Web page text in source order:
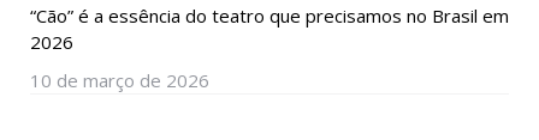
“Cão” é a essência do teatro que precisamos no Brasil em
2026
10 de março de 2026